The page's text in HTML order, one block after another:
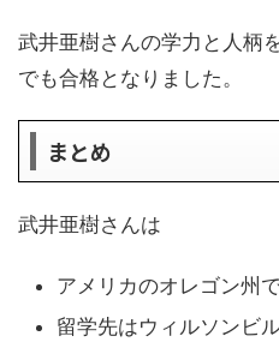
武井亜樹さんの学力と人柄
でも合格となりました。
まとめ
武井亜樹さんは
アメリカのオレゴン州
留学先はウィルソンビ